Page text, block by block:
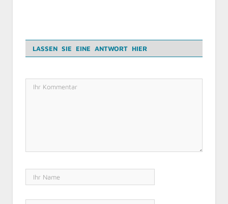
LASSEN SIE EINE ANTWORT HIER